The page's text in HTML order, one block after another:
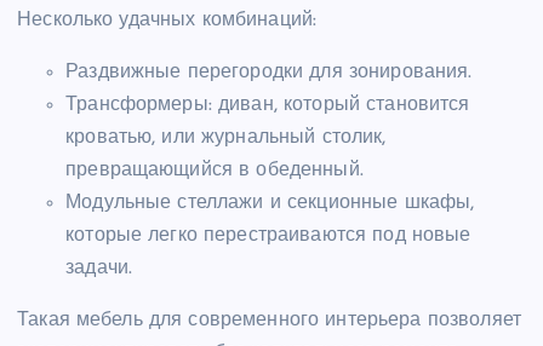
Несколько удачных комбинаций:
Раздвижные перегородки для зонирования.
Трансформеры: диван, который становится
кроватью, или журнальный столик,
превращающийся в обеденный.
Модульные стеллажи и секционные шкафы,
которые легко перестраиваются под новые
задачи.
Такая мебель для современного интерьера позволяет